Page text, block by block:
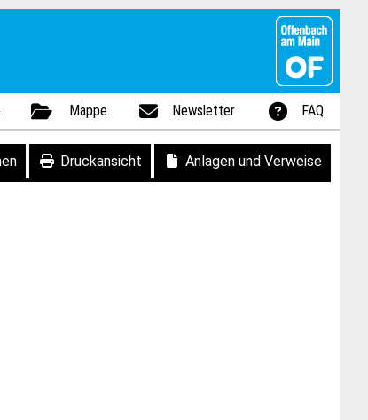
Mappe Newsletter FAQ
Druckansicht Anlagen und Verweise